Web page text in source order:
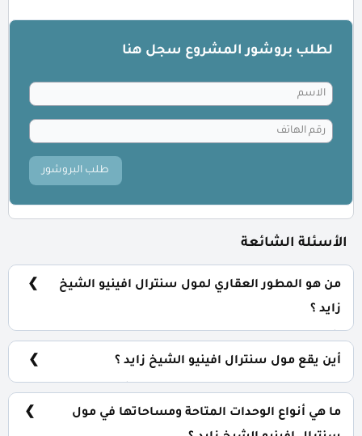
لطلب بروشور المشروع سجل هنا
طلب البروشور
الأسئلة الشائعة
من هو المطور العقاري لمول سنترال افينيو الشيخ
زايد ؟
Estate Investment.
أين يقع مول سنترال افينيو الشيخ زايد ؟
بشارع البستان.
ما هي أنواع الوحدات المتاحة ومساحاتها في مول